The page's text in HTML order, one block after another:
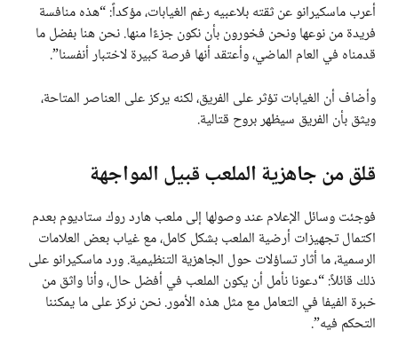
أعرب ماسكيرانو عن ثقته بلاعبيه رغم الغيابات، مؤكداً: “هذه منافسة
فريدة من نوعها ونحن فخورون بأن نكون جزءًا منها. نحن هنا بفضل ما
قدمناه في العام الماضي، وأعتقد أنها فرصة كبيرة لاختبار أنفسنا”.
وأضاف أن الغيابات تؤثر على الفريق، لكنه يركز على العناصر المتاحة،
ويثق بأن الفريق سيظهر بروح قتالية.
قلق من جاهزية الملعب قبيل المواجهة
فوجئت وسائل الإعلام عند وصولها إلى ملعب هارد روك ستاديوم بعدم
اكتمال تجهيزات أرضية الملعب بشكل كامل، مع غياب بعض العلامات
الرسمية، ما أثار تساؤلات حول الجاهزية التنظيمية. ورد ماسكيرانو على
ذلك قائلاً: “دعونا نأمل أن يكون الملعب في أفضل حال، وأنا واثق من
خبرة الفيفا في التعامل مع مثل هذه الأمور. نحن نركز على ما يمكننا
التحكم فيه”.